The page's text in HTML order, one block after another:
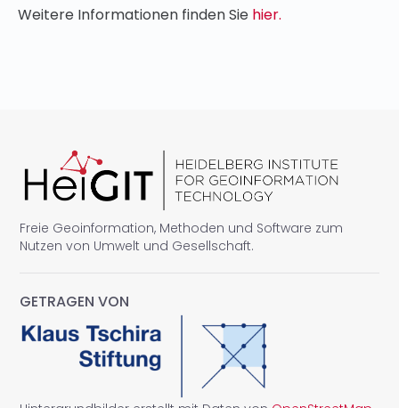
Weitere Informationen finden Sie hier.
Freie Geoinformation, Methoden und Software zum
Nutzen von Umwelt und Gesellschaft.
GETRAGEN VON